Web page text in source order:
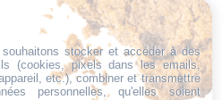
Trouvez ce qu'il vous faut,
au bon endroit
stocker et accéder à des
(cookies, pixels dans les emails,
etc.), combiner et transmettre
personnelles, qu'elles soient